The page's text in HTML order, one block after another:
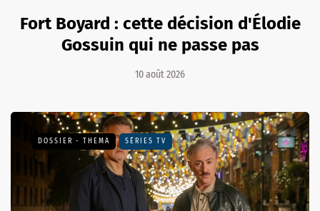
Fort Boyard : cette décision d'Élodie
Gossuin qui ne passe pas
10 août 2026
DOSSIER - THEMA SÉRIES TV